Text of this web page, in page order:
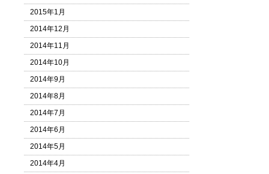
2015年1月
2014年12月
2014年11月
2014年10月
2014年9月
2014年8月
2014年7月
2014年6月
2014年5月
2014年4月